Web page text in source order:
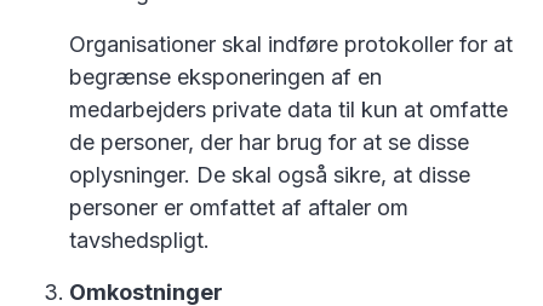
Organisationer skal indføre protokoller for at
begrænse eksponeringen af en
medarbejders private data til kun at omfatte
de personer, der har brug for at se disse
oplysninger. De skal også sikre, at disse
personer er omfattet af aftaler om
tavshedspligt.
Omkostninger